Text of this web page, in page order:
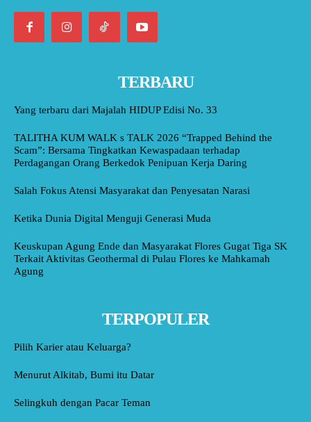
TERBARU
Yang terbaru dari Majalah HIDUP Edisi No. 33
TALITHA KUM WALK s TALK 2026 “Trapped Behind the
Scam”: Bersama Tingkatkan Kewaspadaan terhadap
Perdagangan Orang Berkedok Penipuan Kerja Daring
Salah Fokus Atensi Masyarakat dan Penyesatan Narasi
Ketika Dunia Digital Menguji Generasi Muda
Keuskupan Agung Ende dan Masyarakat Flores Gugat Tiga SK
Terkait Aktivitas Geothermal di Pulau Flores ke Mahkamah
Agung
TERPOPULER
Pilih Karier atau Keluarga?
Menurut Alkitab, Bumi itu Datar
Selingkuh dengan Pacar Teman